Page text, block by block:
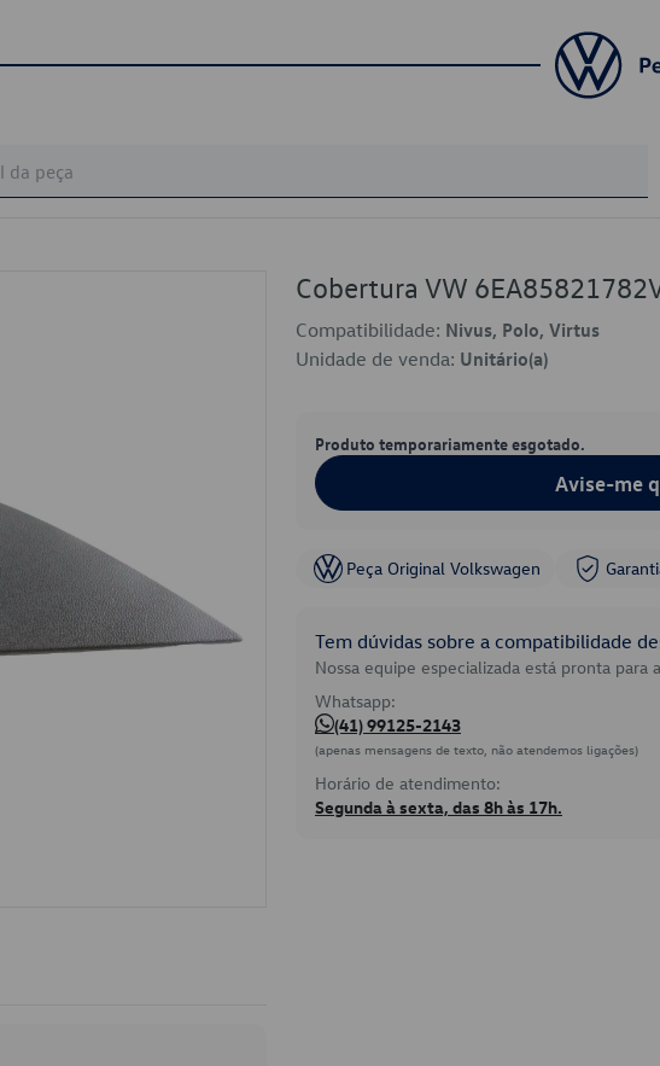
Cobertura VW
Compatibilidade: Nivus, Polo, Virtus
Unidade de venda: Unitário(a)
Produto temporariamente esgotado.
Avise-me
Peça Original Volkswagen
Tem dúvidas sobre a compatibilidade
Nossa equipe especializada está pronta para
Whatsapp:
(41) 99125-2143
(apenas mensagens de texto, não atendemos ligações)
Horário de atendimento:
Segunda à sexta, das 8h às 17h.